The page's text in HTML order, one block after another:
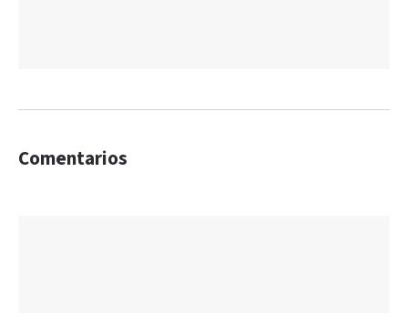
Comentarios